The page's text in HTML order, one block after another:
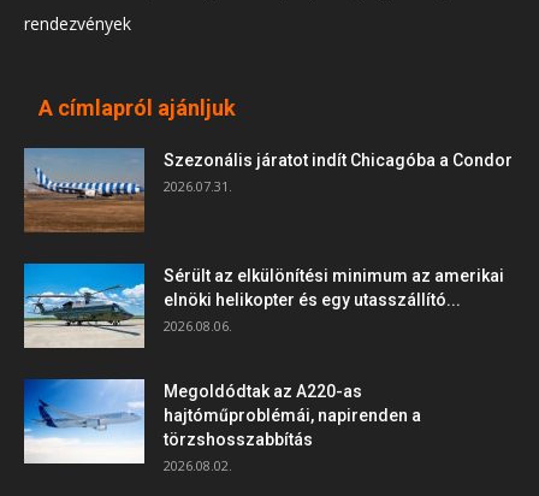
rendezvények
A címlapról ajánljuk
Szezonális járatot indít Chicagóba a Condor
2026.07.31.
Sérült az elkülönítési minimum az amerikai
elnöki helikopter és egy utasszállító...
2026.08.06.
Megoldódtak az A220-as
hajtóműproblémái, napirenden a
törzshosszabbítás
2026.08.02.